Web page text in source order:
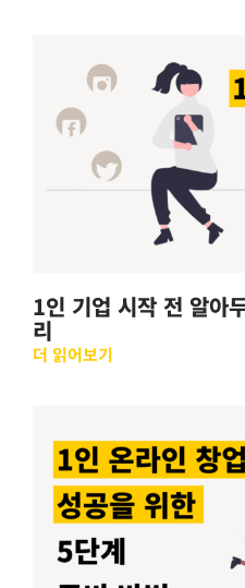
1인 기업 시작 전 알아
리
더 읽어보기